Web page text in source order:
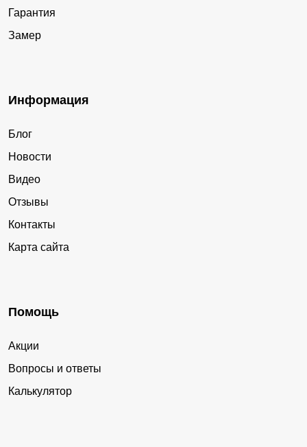
Гарантия
Замер
Информация
Блог
Новости
Видео
Отзывы
Контакты
Карта сайта
Помощь
Акции
Вопросы и ответы
Калькулятор